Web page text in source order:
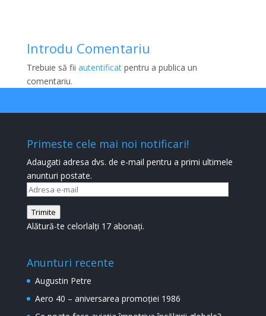
Introdu Comentariu
Trebuie să fii autentificatpentru a publica un
comentariu.
Primeste cele mai noi notificari!
Adaugati adresa dvs. de e-mail pentru a primi ultimele
anunturi postate.
Adresa
e-
mail
Trimite
Alătură-te celorlalți 17 abonați.
Anunturi recente
Augustin Petre
Aero 40 – aniversarea promoției 1986